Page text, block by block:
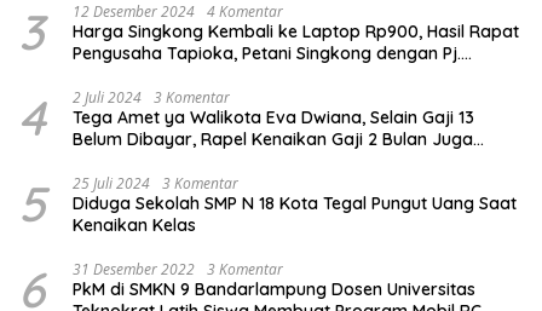
3 12 Desember 2024 4 Komentar
Harga Singkong Kembali ke Laptop Rp900, Hasil Rapat
Pengusaha Tapioka, Petani Singkong dengan Pj.
4 2 Juli 2024 3 Komentar
Tega Amet ya Walikota Eva Dwiana, Selain Gaji 13
Belum Dibayar, Rapel Kenaikan Gaji 2 Bulan Juga
5 25 Juli 2024 3 Komentar
Diduga Sekolah SMP N 18 Kota Tegal Pungut Uang Saat
Kenaikan Kelas
6 31 Desember 2022 3 Komentar
PkM di SMKN 9 Bandarlampung Dosen Universitas